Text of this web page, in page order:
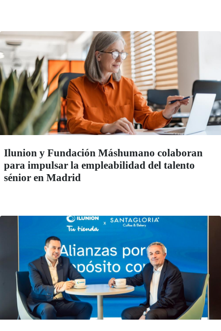
Ilunion y Fundación Máshumano colaboran
para impulsar la empleabilidad del talento
sénior en Madrid